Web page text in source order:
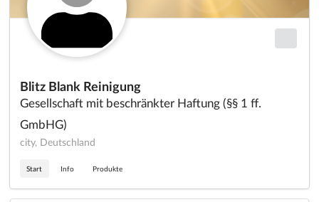
Blitz Blank Reinigung
Gesellschaft mit beschränkter Haftung (§§ 1 ff.
GmbHG)
city, Deutschland
Start Info Produkte